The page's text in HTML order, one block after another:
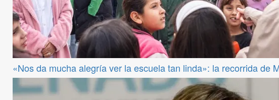
«Nos da mucha alegría ver la escuela tan linda»: la recorrida de